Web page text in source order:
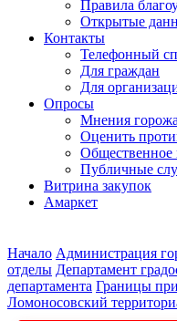
Правила
Открытые
Контакты
Телефонный
Для граждан
Для
Опросы
Мнения
Оценить
Общественное
Публичные
Витрина закупок
Амаркет
Начало Администрация
отделы Департамент
департамента Границы
Ломоносовский